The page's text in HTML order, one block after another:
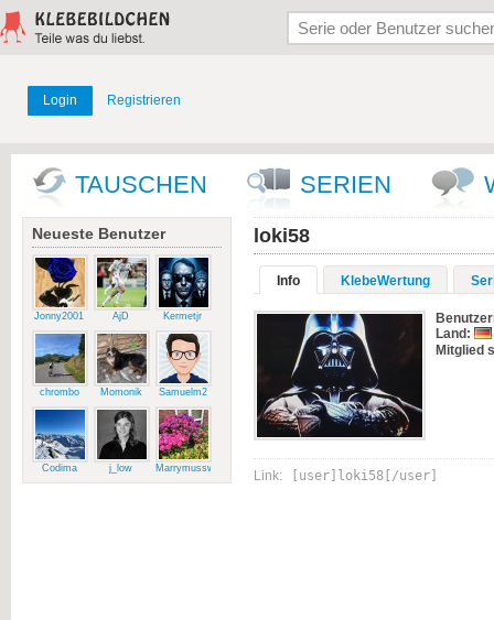
Login Registrieren
TAUSCHEN SERIEN
Neueste Benutzer
Jonny2001 AjD Kermetjr
chrombo Momonik Samuelm2
Codima j_low Marrymussweg
loki58
Info KlebeWertung
Land:
Mitglied
Link: [user]loki58[/user]